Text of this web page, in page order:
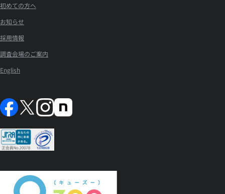
初めての方へ
お知らせ
採用情報
調査会場のご案内
English